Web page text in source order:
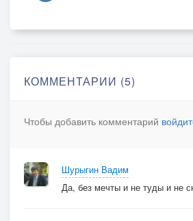
На море свозить каждый год
Но врешь ты,как я погляжу!
Что пуст от того твой карман,
Я с шубой и Турцией снова в
А мысли про стройку ты брось!
КОММЕНТАРИИ (5)
Чтобы добавить комментарий
Шурыгин Вадим
Да, без мечты и не туды и не